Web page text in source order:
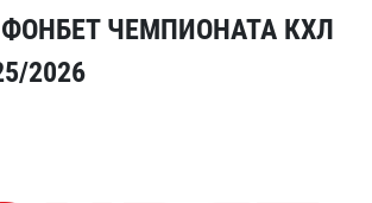
ЧЕМПИОНАТА КХЛ
2026